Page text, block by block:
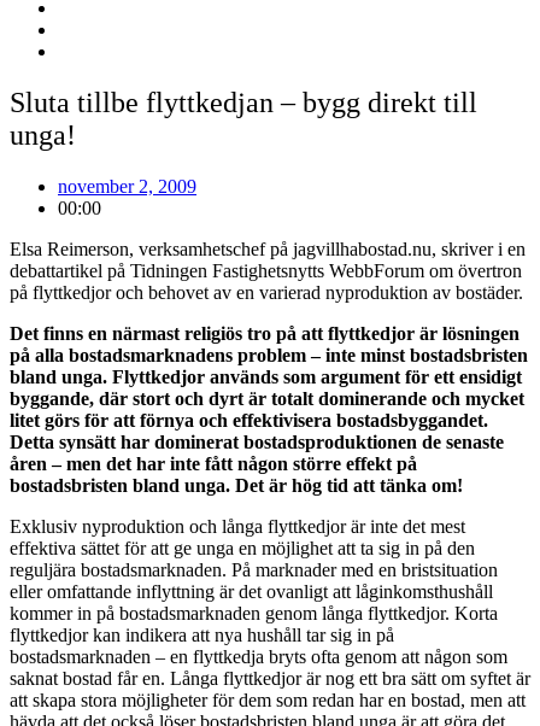
Sluta tillbe flyttkedjan – bygg direkt till
unga!
november 2, 2009
00:00
Elsa Reimerson, verksamhetschef på jagvillhabostad.nu, skriver i en
debattartikel på Tidningen Fastighetsnytts WebbForum om övertron
på flyttkedjor och behovet av en varierad nyproduktion av bostäder.
Det finns en närmast religiös tro på att flyttkedjor är lösningen
på alla bostadsmarknadens problem – inte minst bostadsbristen
bland unga. Flyttkedjor används som argument för ett ensidigt
byggande, där stort och dyrt är totalt dominerande och mycket
litet görs för att förnya och effektivisera bostadsbyggandet.
Detta synsätt har dominerat bostadsproduktionen de senaste
åren – men det har inte fått någon större effekt på
bostadsbristen bland unga. Det är hög tid att tänka om!
Exklusiv nyproduktion och långa flyttkedjor är inte det mest
effektiva sättet för att ge unga en möjlighet att ta sig in på den
reguljära bostadsmarknaden. På marknader med en bristsituation
eller omfattande inflyttning är det ovanligt att låginkomsthushåll
kommer in på bostadsmarknaden genom långa flyttkedjor. Korta
flyttkedjor kan indikera att nya hushåll tar sig in på
bostadsmarknaden – en flyttkedja bryts ofta genom att någon som
saknat bostad får en. Långa flyttkedjor är nog ett bra sätt om syftet är
att skapa stora möjligheter för dem som redan har en bostad, men att
hävda att det också löser bostadsbristen bland unga är att göra det